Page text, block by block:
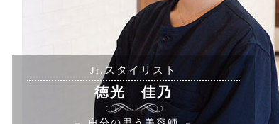
Jr.スタイリスト
徳光 佳乃